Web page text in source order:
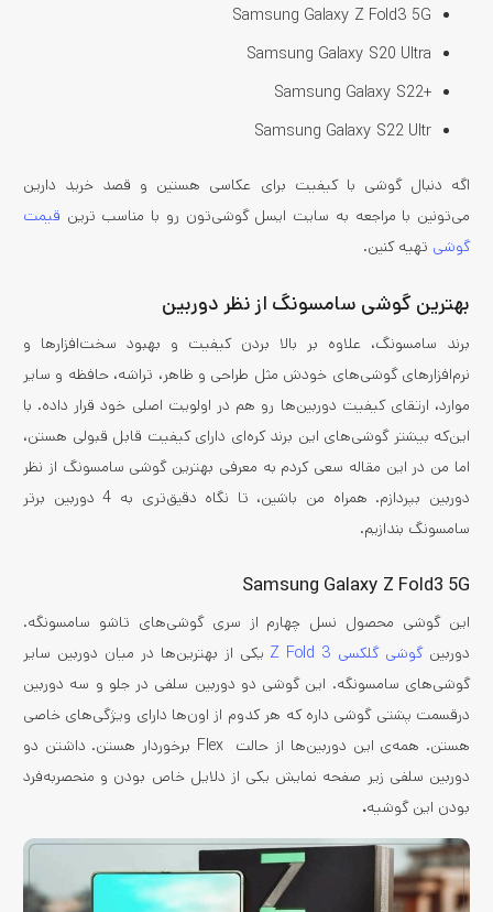
Samsung Galaxy Z Fold3 5G
Samsung Galaxy S20 Ultra
+Samsung Galaxy S22
Samsung Galaxy S22 Ultr
اگه دنبال گوشی با کیفیت برای عکاسی هستین و قصد خرید دارین
می‌تونین با مراجعه به سایت ایسل گوشی‌تون رو با مناسب ترین قیمت
گوشی تهیه کنین.
بهترین گوشی سامسونگ از نظر دوربین
برند سامسونگ، علاوه‌ بر بالا بردن کیفیت و بهبود سخت‌افزارها و
نرم‌افزارهای گوشی‌های خودش مثل طراحی و ظاهر، تراشه، حافظه و سایر
موارد، ارتقای کیفیت دوربین‌ها رو هم در اولویت اصلی خود قرار داده. با
این‌که بیشتر گوشی‌های این برند کره‌ای دارای کیفیت قابل قبولی هستن،
اما من در این مقاله سعی کردم به معرفی بهترین گوشی سامسونگ از نظر
دوربین بپردازم. همراه من باشین، تا نگاه دقیق‌تری به 4 دوربین برتر
سامسونگ بندازیم.
Samsung Galaxy Z Fold3 5G
این گوشی محصول نسل چهارم از سری گوشی‌های تاشو سامسونگه.
دوربینگوشی گلکسی Z Fold 3
یکی از بهترین‌ها در میان دوربین سایر
گوشی‌های سامسونگه. این گوشی دو دوربین سلفی در جلو و سه دوربین
درقسمت پشتی گوشی داره که هر کدوم از اون‌ها دارای ویژگی‌های خاصی
هستن. همه‌ی این دوربین‌ها از حالت Flex برخوردار هستن. داشتن دو
دوربین سلفی زیر صفحه نمایش یکی از دلایل خاص بودن و منحصربه‌فرد
بودن این گوشیه.